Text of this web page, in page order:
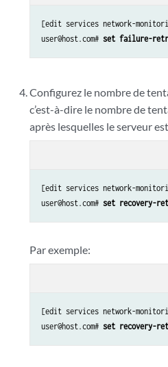
[edit services network-
user@host.com# set failure-
Configurez le nombre de
c’est-à-dire le nombre de
après lesquelles le serveur
[edit services network-
user@host.com# set recovery-
Par exemple:
[edit services network-
user@host.com# set recovery-